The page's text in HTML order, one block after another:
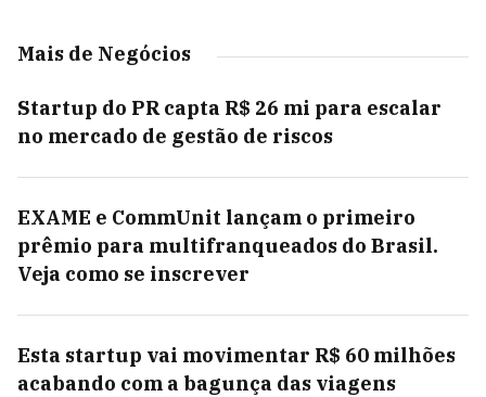
Mais de Negócios
Startup do PR capta R$ 26 mi para escalar
no mercado de gestão de riscos
EXAME e CommUnit lançam o primeiro
prêmio para multifranqueados do Brasil.
Veja como se inscrever
Esta startup vai movimentar R$ 60 milhões
acabando com a bagunça das viagens